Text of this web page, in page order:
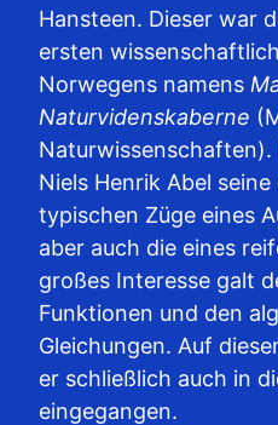
Hansteen. Dieser war
ersten
Norwegens namens
Naturvidenskaberne
Niels Henrik Abel
typischen Züge eines
aber auch die eines
großes Interesse galt
Funktionen und den
Gleichungen. Auf
er schließlich auch in
eingegangen.